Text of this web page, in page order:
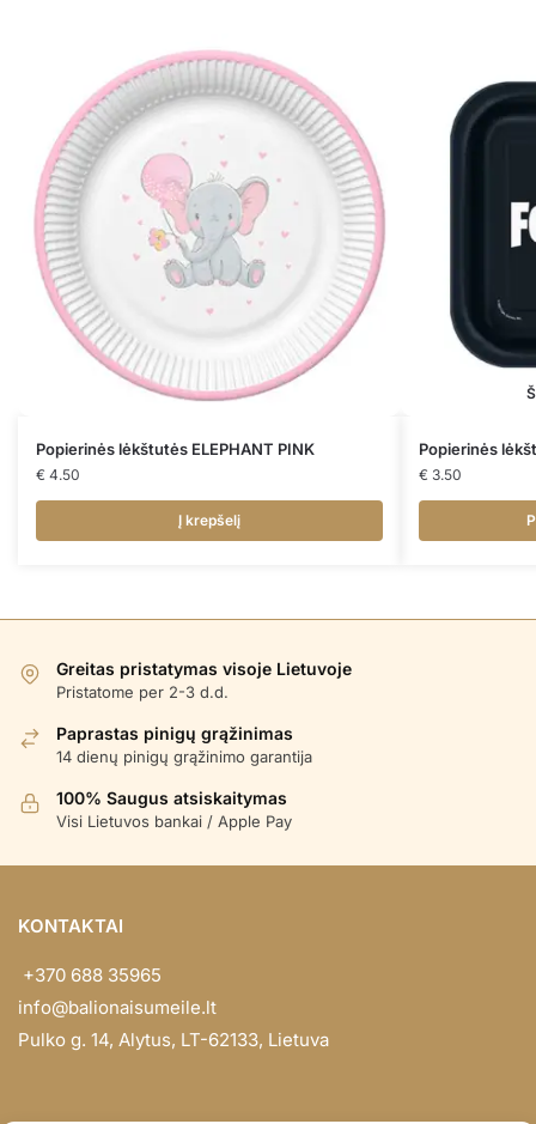
Popierinės lėkštutės ELEPHANT PINK
€ 4.50
Į krepšelį
Popierinės
€ 3.50
Greitas pristatymas visoje Lietuvoje
Pristatome per 2-3 d.d.
Paprastas pinigų grąžinimas
14 dienų pinigų grąžinimo garantija
100% Saugus atsiskaitymas
Visi Lietuvos bankai / Apple Pay
KONTAKTAI
+370 688 35965
info@balionaisumeile.lt
Pulko g. 14, Alytus, LT-62133, Lietuva